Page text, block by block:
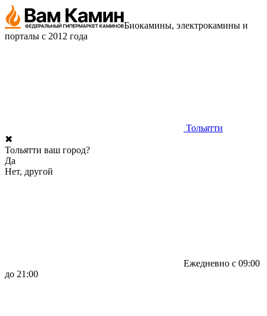
Биокамины, электрокамины и
порталы с 2012 года
Тольятти
✖
Тольятти ваш город?
Да
Нет, другой
Ежедневно с 09:00
до 21:00